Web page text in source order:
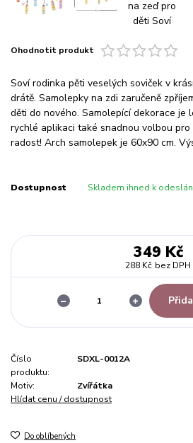
Ohodnotit produkt
Soví rodinka pěti veselých soviček v
drátě. Samolepky na zdi zaručeně
děti do nového. Samolepící dekorace je
rychlé aplikaci také snadnou volbou pro
radost! Arch samolepek je 60x90 cm.
Dostupnost Skladem ihned k
349 Kč
288 Kč bez DPH
Číslo
produktu:
SDXL-0012A
Motiv:
Zvířátka
Hlídat cenu / dostupnost
Do oblíbených